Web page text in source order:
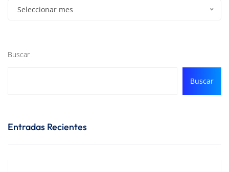
Seleccionar mes
Buscar
Buscar
Entradas Recientes